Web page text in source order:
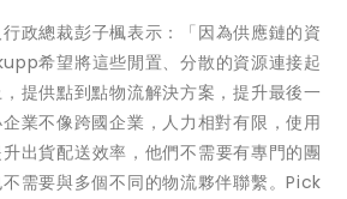
政總裁彭子楓表示：「因為供應鏈的資
希望將這些閒置、分散的資源連接起
提供點到點物流解決方案，提升最後一
業不像跨國企業，人力相對有限，使用
出貨配送效率，他們不需要有專門的團
需要與多個不同的物流夥伴聯繫。Pick